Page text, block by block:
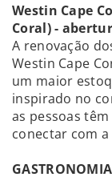
Westin Cape
Coral) -
A renovação
Westin Cape
um maior
inspirado no
as pessoas
conectar com
GASTRONOMIA